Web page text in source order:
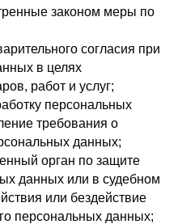
законом меры по
согласия при
в целях
работ и услуг;
персональных
требования о
данных;
орган по защите
данных или в судебном
или бездействие
персональных данных;